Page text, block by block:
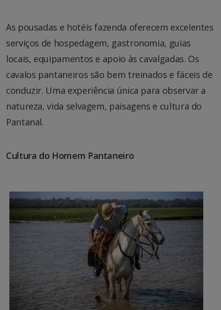
As pousadas e hotéis fazenda oferecem excelentes
serviços de hospedagem, gastronomia, guias
locais, equipamentos e apoio às cavalgadas. Os
cavalos pantaneiros são bem treinados e fáceis de
conduzir. Uma experiência única para observar a
natureza, vida selvagem, paisagens e cultura do
Pantanal.
Cultura do Homem Pantaneiro